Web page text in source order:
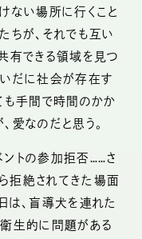
ない場所に行くこと
ちが、それでも互い
有できる領域を見つ
いだに社会が存在す
も手間で時間のかか
愛なのだと思う。
ントの参加拒否……さ
拒絶されてきた場面
は、盲導犬を連れた
生的に問題がある